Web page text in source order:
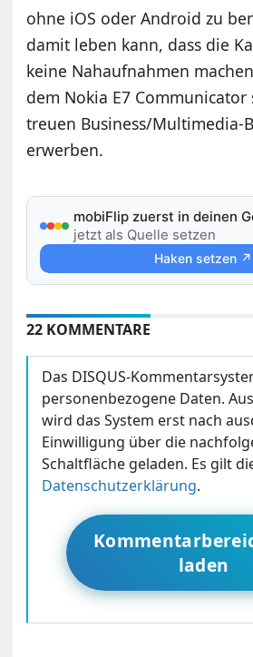
ohne iOS oder Android zu
damit leben kann, dass die
keine Nahaufnahmen
dem Nokia E7
treuen Business/Multimedia-
erwerben.
mobiFlip zuerst in deinen
jetzt als Quelle setzen
Haken setzen ↗
22 KOMMENTARE
Das DISQUS-
personenbezogene Daten.
wird das System erst nach
Einwilligung über die
Schaltfläche geladen. Es gilt
Datenschutzerklärung.
laden